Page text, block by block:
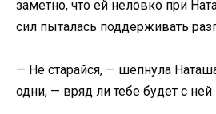
заметно, что ей неловко при
сил пыталась поддерживать
— Не старайся, — шепнула
одни, — вряд ли тебе будет с ней